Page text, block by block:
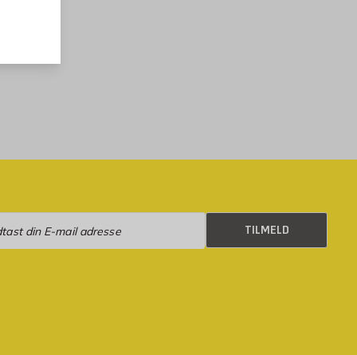
TILMELD